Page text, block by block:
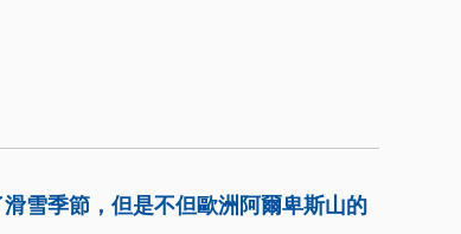
雪季節，但是不但歐洲阿爾卑斯山的